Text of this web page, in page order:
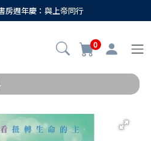
房週年慶：與上帝同行
0